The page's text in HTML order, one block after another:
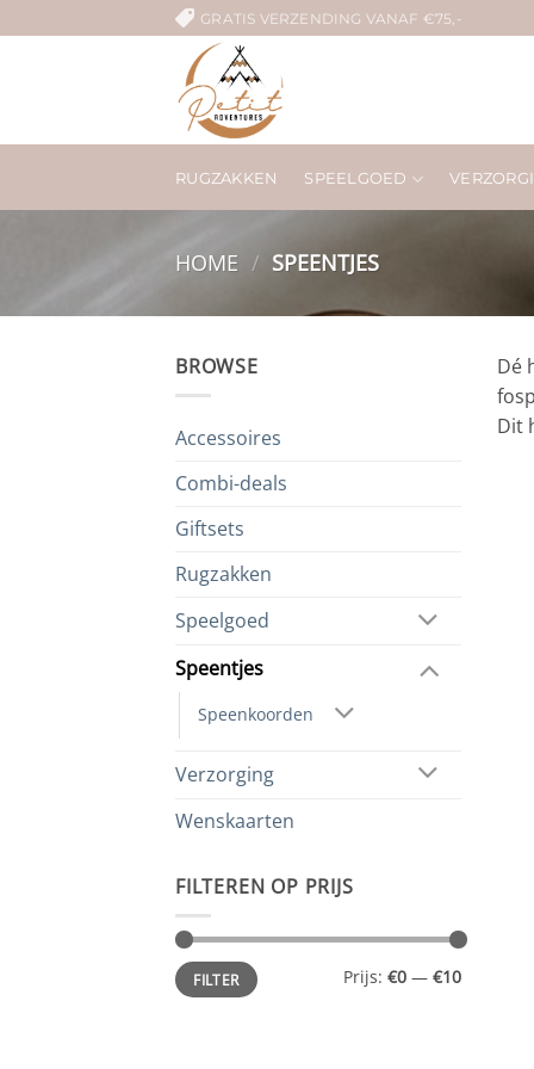
naar
GRATIS VERZENDING VANAF €75,-
RUGZAKKEN SPEELGOED
HOME / SPEENTJES
BROWSE
Accessoires
Combi-deals
Giftsets
Rugzakken
Speelgoed
Speentjes
Speenkoorden
Verzorging
Wenskaarten
FILTEREN OP PRIJS
Min.
prijs
Max.
prijsFILTER Prijs: €0 — €10
Dé
Dit